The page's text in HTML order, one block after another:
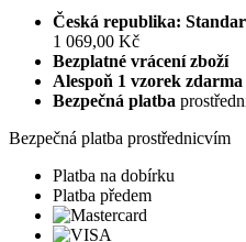
Česká republika:
1 069,00 Kč
Bezplatné vrácení zboží
Alespoň 1 vzorek zdarma
Bezpečná platba
Bezpečná platba prostřednicvím
Platba na dobírku
Platba předem